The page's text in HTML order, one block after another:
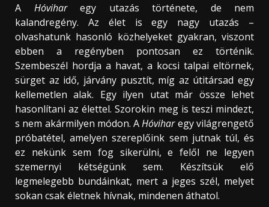
A Hóviharegy utazás története, de nem
kalandregény. Az élet is egy nagy utazás –
olvashatunk hasonló közhelyeket gyakran, viszont
ebben a regényben pontosan ez történik.
Szembeszél hordja a havat, a kocsi talpai eltörnek,
sürget az idő, járvány pusztít, míg az útitársad egy
kellemetlen alak. Egy ilyen utat már össze lehet
hasonlítani az élettel. Szorokin meg is teszi mindezt,
s nem akármilyen módon. AHóviharegy világrengető
próbatétel, amelyen szereplőink sem jutnak túl, és
ez nekünk sem fog sikerülni, e felől ne legyen
szemernyi kétségünk sem. Készítsük elő
legmelegebb bundáinkat, mert a jeges szél, melyet
sokan csak életnek hívnak, mindenen áthatol.